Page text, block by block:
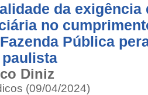
da
no
Pública
Diniz
(09/04/2024)